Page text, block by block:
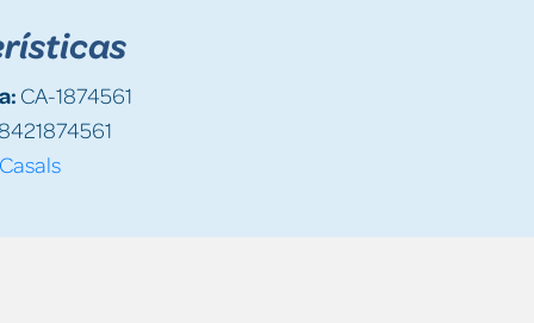
CA-1874561
Casals